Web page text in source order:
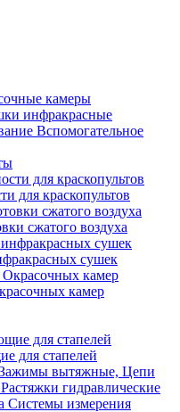
камеры
инфракрасные
Вспомогательное
для краскопультов
сжатого воздуха
сушек
камер
для стапелей
вытяжные, Цепи
Растяжки гидравлические
Системы измерения